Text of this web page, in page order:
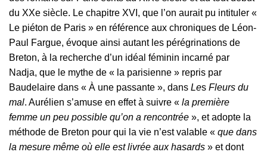
du XXe siècle. Le chapitre XVI, que l’on aurait pu intituler «
Le piéton de Paris » en référence aux chroniques de Léon-
Paul Fargue, évoque ainsi autant les pérégrinations de
Breton, à la recherche d’un idéal féminin incarné par
Nadja, que le mythe de « la parisienne » repris par
Baudelaire dans « À une passante », dans Les Fleurs du
mal. Aurélien s’amuse en effet à suivre « la première
femme un peu possible qu’on a rencontrée », et adopte la
méthode de Breton pour qui la vie n’est valable « que dans
la mesure même où elle est livrée aux hasards » et dont